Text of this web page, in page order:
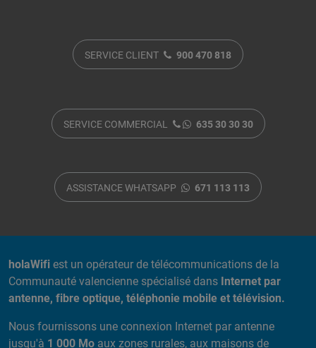
SERVICE CLIENT 900 470 818
SERVICE COMMERCIAL 635 30 30 30
ASSISTANCE WHATSAPP 671 113 113
holaWifiest un opérateur de télécommunications de la
Communauté valencienne spécialisé dans Internet par
antenne, fibre optique, téléphonie mobile et télévision.
Nous fournissons une connexion Internet par antenne
jusqu'à 1 000 Mo aux zones rurales, aux maisons de